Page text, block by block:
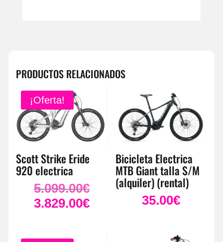
PRODUCTOS RELACIONADOS
¡Oferta!
Scott Strike Eride
920 electrica
5.099.00€El
precio
3.829.00€El
Bicicleta Electrica
MTB Giant talla S/M
(alquiler) (rental)
35.00€